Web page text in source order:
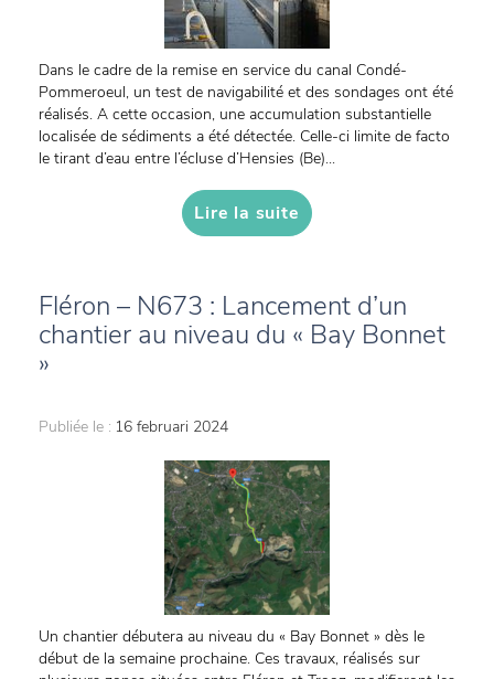
Dans le cadre de la remise en service du canal Condé-
Pommeroeul, un test de navigabilité et des sondages ont été
réalisés. A cette occasion, une accumulation substantielle
localisée de sédiments a été détectée. Celle-ci limite de facto
le tirant d’eau entre l’écluse d’Hensies (Be)...
Lire la suite
Fléron – N673 : Lancement d’un
chantier au niveau du « Bay Bonnet
»
Publiée le : 16 februari 2024
Un chantier débutera au niveau du « Bay Bonnet » dès le
début de la semaine prochaine. Ces travaux, réalisés sur